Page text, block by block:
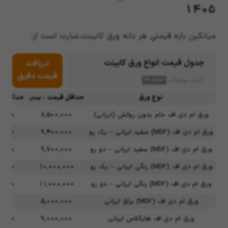
1405
میانگین بازه قیمتیِ هر دانه ورق کابینت، عبارت است از:
جدول قیمت انواع ورق کابینت
دریافت
قیمت دقیق
نوع ورق حداقل قیمت – تومان
حداکثر
ورق ام دی اف خام بدون روکش (ایرانی)
8,500,000
ورق ام دی اف (MDF) سفید ایرانی – یک رو
9,400,000
ورق ام دی اف (MDF) سفید ایرانی – دو رو
9,700,000
ورق ام دی اف (MDF) رنگی ایرانی – یک رو
10,000,000
ورق ام دی اف (MDF) رنگی ایرانی – دو رو
11,000,000
ورق ام دی اف (MDF) براق ایرانی
5,000,000
ورق ام دی اف هایگلاس ایرانی
9,000,000